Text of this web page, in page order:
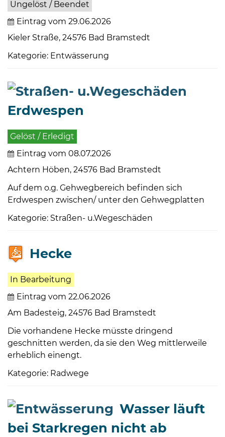
Ungelöst / Beendet
Eintrag vom 29.06.2026
Kieler Straße, 24576 Bad Bramstedt
Kategorie: Entwässerung
Erdwespen
Gelöst / Erledigt
Eintrag vom 08.07.2026
Achtern Höben, 24576 Bad Bramstedt
Auf dem o.g. Gehwegbereich befinden sich
Erdwespen zwischen/ unter den Gehwegplatten
Kategorie: Straßen- u.Wegeschäden
Hecke
In Bearbeitung
Eintrag vom 22.06.2026
Am Badesteig, 24576 Bad Bramstedt
Die vorhandene Hecke müsste dringend
geschnitten werden, da sie den Weg mittlerweile
erheblich einengt.
Kategorie: Radwege
Wasser läuft
bei Starkregen nicht ab